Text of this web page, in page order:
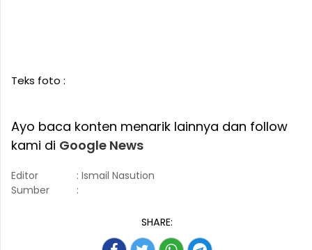
Teks foto :
Ayo baca konten menarik lainnya dan follow
kami di Google News
Editor
: Ismail Nasution
Sumber
:
SHARE: